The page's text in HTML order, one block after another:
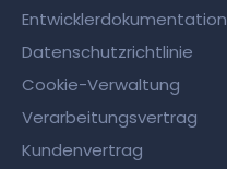
Entwicklerdokumentation
Datenschutzrichtlinie
Cookie-Verwaltung
Verarbeitungsvertrag
Kundenvertrag